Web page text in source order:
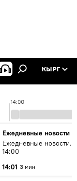
КЫРГ
14:00
Ежедневные новости
Ежедневные новости.
14:00
14:01 3 мин